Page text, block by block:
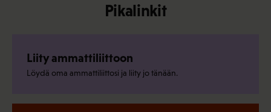
Pikalinkit
Liity ammattiliittoon
Löydä oma ammattiliittosi ja liity jo tänään.